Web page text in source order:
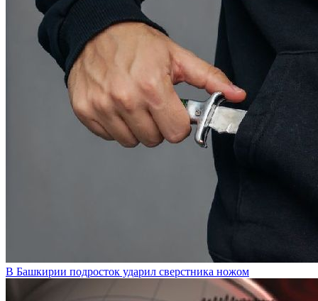
В Башкирии подросток ударил сверстника ножом